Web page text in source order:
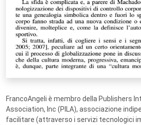
FrancoAngeli è membro della Publishers
Association, Inc (PILA), associazione
facilitare (attraverso i servizi tecnologici